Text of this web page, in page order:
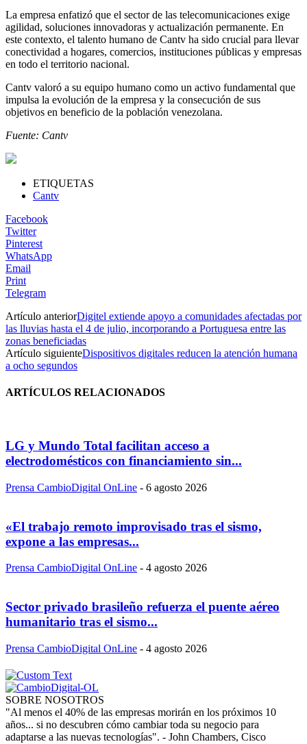
La empresa enfatizó que el sector de las telecomunicaciones exige
agilidad, soluciones innovadoras y actualización permanente. En
este contexto, el talento humano de Cantv ha sido crucial para llevar
conectividad a hogares, comercios, instituciones públicas y empresas
en todo el territorio nacional.
Cantv valoró a su equipo humano como un activo fundamental que
impulsa la evolución de la empresa y la consecución de sus
objetivos en beneficio de la población venezolana.
Fuente: Cantv
ETIQUETAS
Cantv
Facebook
Twitter
Pinterest
WhatsApp
Email
Print
Telegram
Artículo anteriorDigitel extiende apoyo a comunidades afectadas por
las lluvias hasta el 4 de julio, incorporando a Portuguesa entre las
zonas beneficiadas
Artículo siguienteDispositivos digitales reducen la atención humana
a ocho segundos
ARTÍCULOS RELACIONADOS
LG y Mundo Total facilitan acceso a
electrodomésticos con financiamiento sin...
Prensa CambioDigital OnLine - 6 agosto 2026
«El trabajo remoto improvisado tras el sismo,
expone a las empresas...
Prensa CambioDigital OnLine - 4 agosto 2026
Sector privado brasileño refuerza el puente aéreo
humanitario tras el sismo...
Prensa CambioDigital OnLine - 4 agosto 2026
SOBRE NOSOTROS
"Al menos el 40% de las empresas morirán en los próximos 10
años... si no descubren cómo cambiar toda su negocio para
adaptarse a las nuevas tecnologías". - John Chambers, Cisco